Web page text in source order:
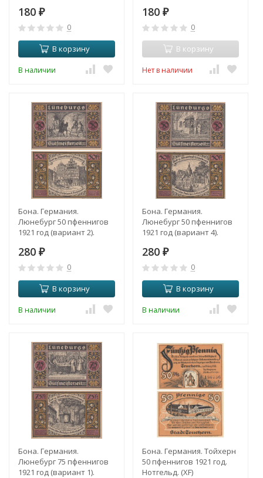
180 ₽
0
В корзину
В наличии
180 ₽
0
В корзину
Нет в наличии
Бона. Германия.
Люнебург 50 пфеннигов
1921 год (вариант 2).
280 ₽
0
В корзину
В наличии
Бона. Германия.
Люнебург 50 пфеннигов
1921 год (вариант 4).
280 ₽
0
В корзину
В наличии
Бона. Германия.
Люнебург 75 пфеннигов
1921 год (вариант 1).
Бона. Германия. Тойхерн
50 пфеннигов 1921 год.
Нотгельд. (XF)